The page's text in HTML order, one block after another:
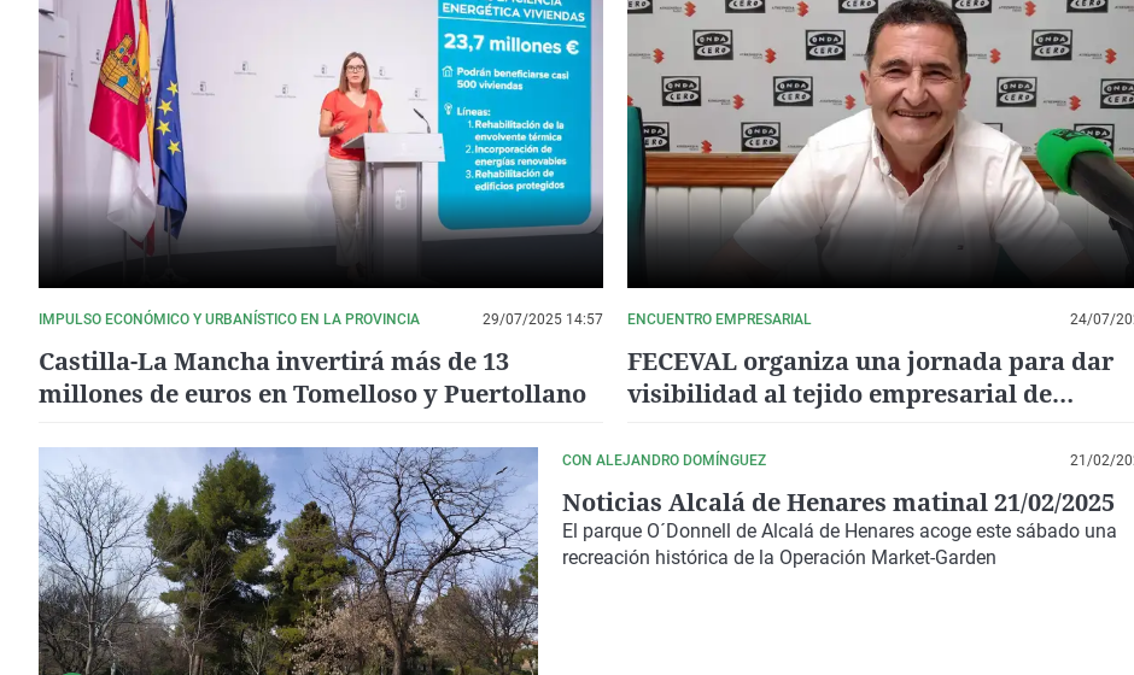
IMPULSO ECONÓMICO Y URBANÍSTICO EN LA PROVINCIA 29/07/2025 14:57
Castilla-La Mancha invertirá más de 13
millones de euros en Tomelloso y Puertollano
ENCUENTRO EMPRESARIAL 24/07/
FECEVAL organiza una jornada para dar
visibilidad al tejido empresarial de
CON ALEJANDRO DOMÍNGUEZ 21/02/
Noticias Alcalá de Henares matinal 21/02/2025
El parque O´Donnell de Alcalá de Henares acoge este sábado una
recreación histórica de la Operación Market-Garden